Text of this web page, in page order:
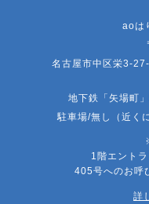
aoは
名古屋市中区栄3-
地下鉄「矢場町
駐車場/無し（近く
1階エント
405号へのお呼
詳